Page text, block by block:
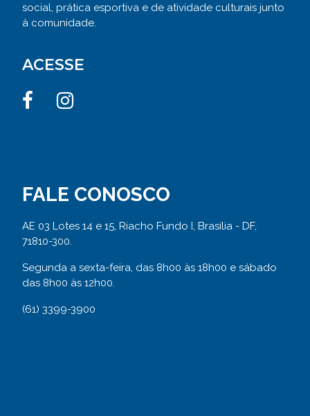
social, prática esportiva e de atividade culturais junto
à comunidade.
ACESSE
FALE CONOSCO
AE 03 Lotes 14 e 15, Riacho Fundo I, Brasília - DF,
71810-300.
Segunda a sexta-feira, das 8h00 às 18h00 e sábado
das 8h00 às 12h00.
(61) 3399-3900